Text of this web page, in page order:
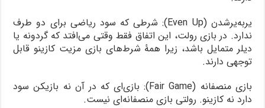
یربه‌یرشدن (Even Up): شرطی که سود ریاضی برای دو طرف
ندارد. در بازی رولت، این اتفاق فقط وقتی می‌افتد که گردونه یا
دیلر متمایل باشد، زیرا همۀ شرط‌های بازی مزیت کازینو قابل
توجهی دارند.
بازی منصفانه (Fair Game): بازی‌ای که در آن نه بازیکن سود
دارد نه کازینو. رولتی بازی منصفانه‌ای نیست.